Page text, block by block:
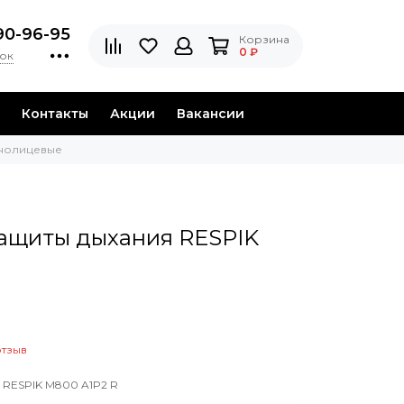
96-95
Корзина
0 ₽
Контакты Акции Вакансии
дыхания RESPIK
M800 A1P2 R